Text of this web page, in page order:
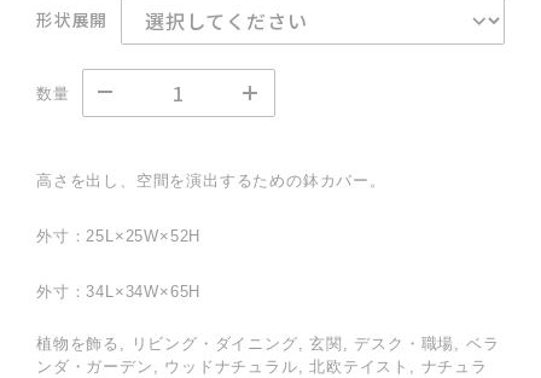
形状展開
数量
高さを出し、空間を演出するための鉢カバー。
外寸：25L×25W×52H
外寸：34L×34W×65H
植物を飾る, リビング・ダイニング, 玄関, デスク・職場, ベラ
ンダ・ガーデン, ウッドナチュラル, 北欧テイスト, ナチュラ